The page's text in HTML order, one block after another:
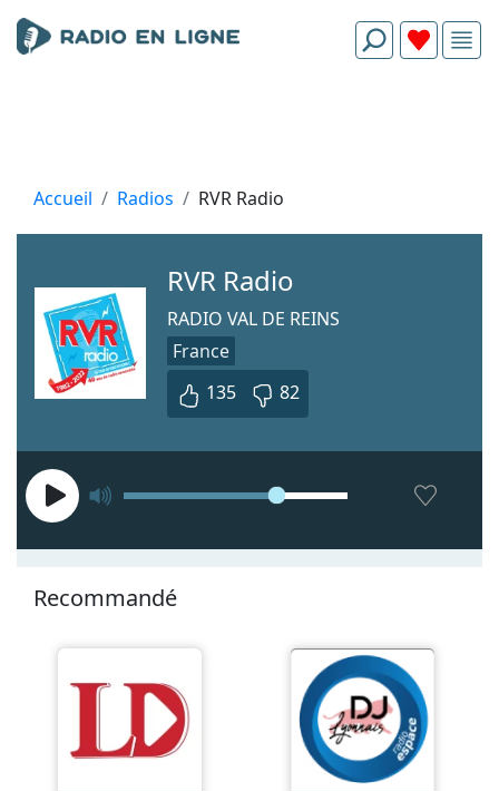
Accueil Radios RVR Radio
RVR Radio
RADIO VAL DE REINS
France
135
82
Recommandé